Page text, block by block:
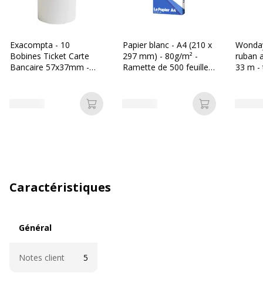
Exacompta - 10
Bobines Ticket Carte
Bancaire 57x37mm -
Blanc - Nouveauté
Ajouter au panier
Papier blanc - A4 (210 x
297 mm) - 80g/m² -
Ramette de 500 feuilles
Ajouter au
ruban
33 m -
Caractéristiques
Général
Notes client 5